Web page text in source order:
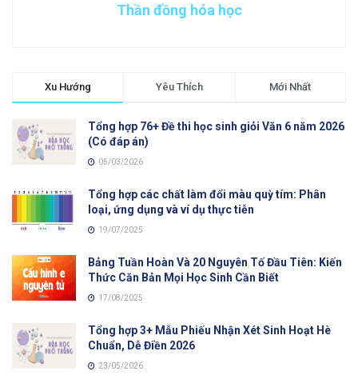
Thần đồng hóa học
Xu Hướng Yêu Thích Mới Nhất
Tổng hợp 76+ Đề thi học sinh giỏi Văn 6 năm 2026
(Có đáp án)
05/03/2026
Tổng hợp các chất làm đổi màu quỳ tím: Phân
loại, ứng dụng và ví dụ thực tiễn
19/07/2025
Bảng Tuần Hoàn Và 20 Nguyên Tố Đầu Tiên: Kiến
Thức Căn Bản Mọi Học Sinh Cần Biết
17/08/2025
Tổng hợp 3+ Mẫu Phiếu Nhận Xét Sinh Hoạt Hè
Chuẩn, Dễ Điền 2026
23/05/2026